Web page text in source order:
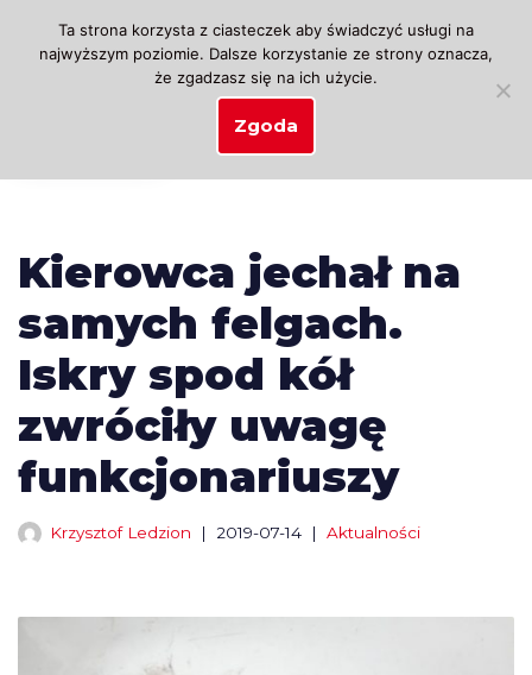
Przejdź
Kierowca jechał na
samych felgach.
Iskry spod kół
zwróciły uwagę
funkcjonariuszy
Krzysztof Ledzion 2019-07-14 Aktualności
Ta strona korzysta z ciasteczek aby świadczyć usługi na
najwyższym poziomie. Dalsze korzystanie ze strony oznacza,
że zgadzasz się na ich użycie.
Zgoda